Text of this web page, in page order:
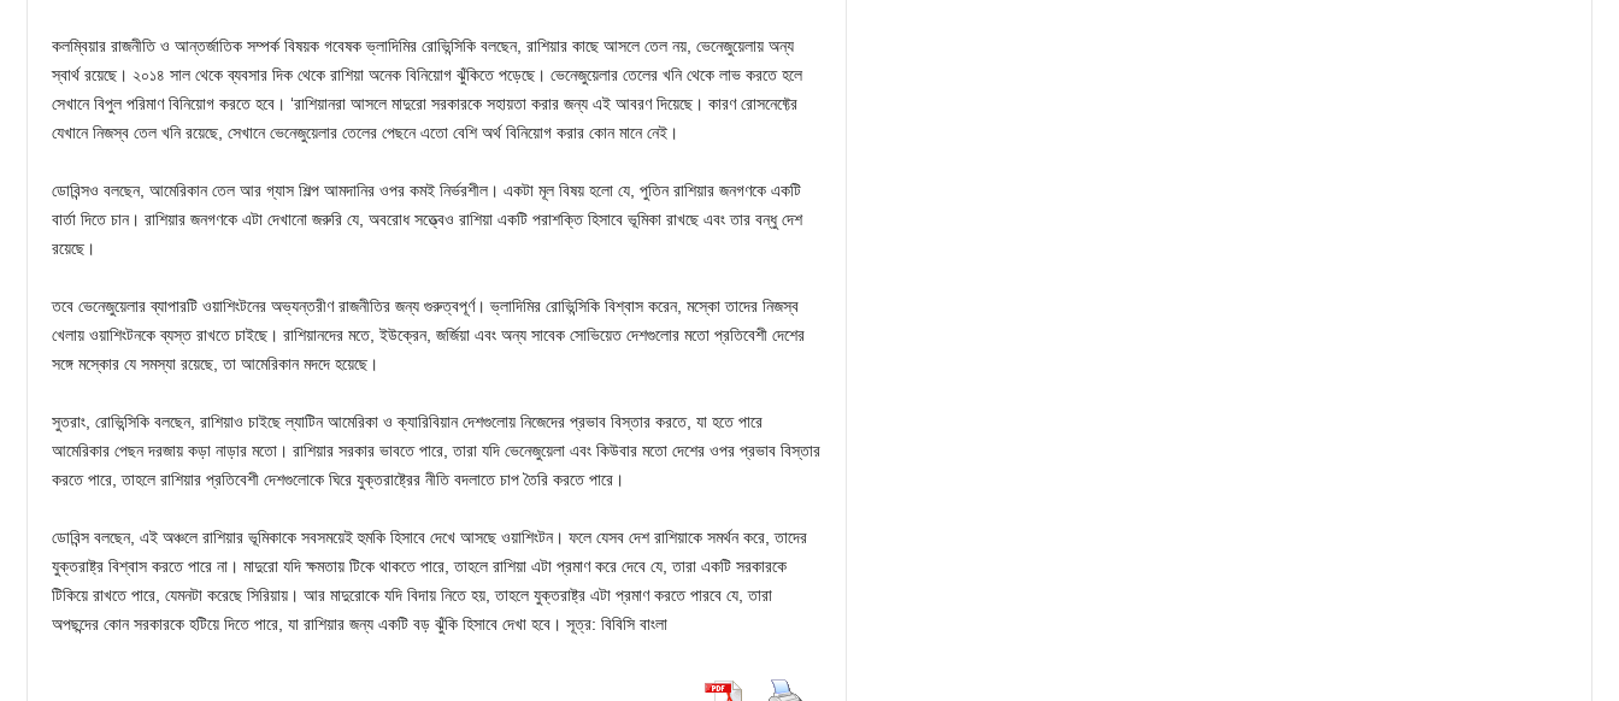
কলম্বিয়ার রাজনীতি ও আন্তর্জাতিক সম্পর্ক বিষয়ক গবেষক ভ্লাদিমির রোভিন্সিকি বলছেন, রাশিয়ার কাছে আসলে তেল নয়, ভেনেজুয়েলায় অন্য
স্বার্থ রয়েছে। ২০১৪ সাল থেকে ব্যবসার দিক থেকে রাশিয়া অনেক বিনিয়োগ ঝুঁকিতে পড়েছে। ভেনেজুয়েলার তেলের খনি থেকে লাভ করতে হলে
সেখানে বিপুল পরিমাণ বিনিয়োগ করতে হবে। ‘রাশিয়ানরা আসলে মাদুরো সরকারকে সহায়তা করার জন্য এই আবরণ দিয়েছে। কারণ রোসনেফ্টের
যেখানে নিজস্ব তেল খনি রয়েছে, সেখানে ভেনেজুয়েলার তেলের পেছনে এতো বেশি অর্থ বিনিয়োগ করার কোন মানে নেই।
ডোবিন্সও বলছেন, আমেরিকান তেল আর গ্যাস শিল্প আমদানির ওপর কমই নির্ভরশীল। একটা মূল বিষয় হলো যে, পুতিন রাশিয়ার জনগণকে একটি
বার্তা দিতে চান। রাশিয়ার জনগণকে এটা দেখানো জরুরি যে, অবরোধ সত্ত্বেও রাশিয়া একটি পরাশক্তি হিসাবে ভূমিকা রাখছে এবং তার বন্ধু দেশ
রয়েছে।
তবে ভেনেজুয়েলার ব্যাপারটি ওয়াশিংটনের অভ্যন্তরীণ রাজনীতির জন্য গুরুত্বপূর্ণ। ভ্লাদিমির রোভিন্সিকি বিশ্বাস করেন, মস্কো তাদের নিজস্ব
খেলায় ওয়াশিংটনকে ব্যস্ত রাখতে চাইছে। রাশিয়ানদের মতে, ইউক্রেন, জর্জিয়া এবং অন্য সাবেক সোভিয়েত দেশগুলোর মতো প্রতিবেশী দেশের
সঙ্গে মস্কোর যে সমস্যা রয়েছে, তা আমেরিকান মদদে হয়েছে।
সুতরাং, রোভিন্সিকি বলছেন, রাশিয়াও চাইছে ল্যাটিন আমেরিকা ও ক্যারিবিয়ান দেশগুলোয় নিজেদের প্রভাব বিস্তার করতে, যা হতে পারে
আমেরিকার পেছন দরজায় কড়া নাড়ার মতো। রাশিয়ার সরকার ভাবতে পারে, তারা যদি ভেনেজুয়েলা এবং কিউবার মতো দেশের ওপর প্রভাব বিস্তার
করতে পারে, তাহলে রাশিয়ার প্রতিবেশী দেশগুলোকে ঘিরে যুক্তরাষ্ট্রের নীতি বদলাতে চাপ তৈরি করতে পারে।
ডোবিন্স বলছেন, এই অঞ্চলে রাশিয়ার ভূমিকাকে সবসময়েই হুমকি হিসাবে দেখে আসছে ওয়াশিংটন। ফলে যেসব দেশ রাশিয়াকে সমর্থন করে, তাদের
যুক্তরাষ্ট্র বিশ্বাস করতে পারে না। মাদুরো যদি ক্ষমতায় টিকে থাকতে পারে, তাহলে রাশিয়া এটা প্রমাণ করে দেবে যে, তারা একটি সরকারকে
টিকিয়ে রাখতে পারে, যেমনটা করেছে সিরিয়ায়। আর মাদুরোকে যদি বিদায় নিতে হয়, তাহলে যুক্তরাষ্ট্র এটা প্রমাণ করতে পারবে যে, তারা
অপছন্দের কোন সরকারকে হটিয়ে দিতে পারে, যা রাশিয়ার জন্য একটি বড় ঝুঁকি হিসাবে দেখা হবে। সূত্র: বিবিসি বাংলা